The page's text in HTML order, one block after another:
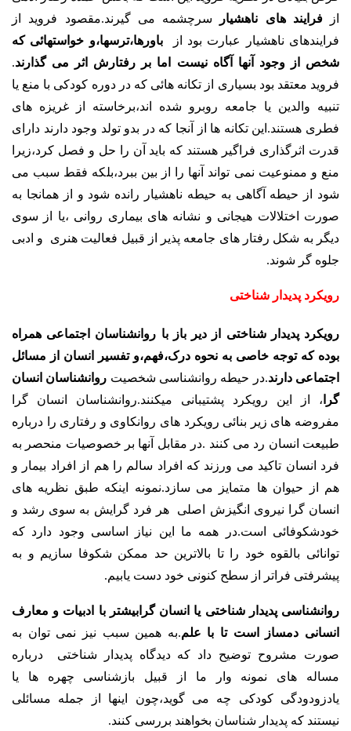
ازفرایند های ناهشیار
سرچشمه می گیرند.مقصود فروید از
فرایندهای ناهشیار عبارت بود از
باورها،ترسها،و خواستهائی که
شخص از وجود آنها آگاه نیست اما بر رفتارش اثر می گذارند.
فروید معتقد بود بسیاری از تکانه هائی که در دوره کودکی با منع یا
تنبیه والدین یا جامعه روبرو شده اند،برخاسته از غریزه های
فطری هستند.این تکانه ها از آنجا که در بدو تولد وجود دارند دارای
قدرت اثرگذاری فراگیر هستند که باید آن را حل و فصل کرد،زیرا
منع و ممنوعیت نمی تواند آنها را از بین ببرد،بلکه فقط سبب می
شود از حیطه آگاهی به حیطه ناهشیار رانده شود و از همانجا به
صورت اختلالات هیجانی و نشانه های بیماری روانی ،یا از سوی
دیگر به شکل رفتار های جامعه پذیر از قبیل فعالیت هنری و ادبی
جلوه گر شوند.
رویکرد پدیدار شناختی
رویکرد پدیدار شناختی از دیر باز با روانشناسان اجتماعی همراه
بوده که توجه خاصی به نحوه درک،فهم،و تفسیر انسان از مسائل
اجتماعی دارند.در حیطه روانشناسی شخصیت روانشناسان انسان
گرا ، از این رویکرد پشتیبانی میکنند.روانشناسان انسان گرا
مفروضه های زیر بنائی رویکرد های روانکاوی و رفتاری را درباره
طبیعت انسان رد می کنند .در مقابل آنها بر خصوصیات منحصر به
فرد انسان تاکید می ورزند که افراد سالم را هم از افراد بیمار و
هم از حیوان ها متمایز می سازد.نمونه اینکه طبق نظریه های
انسان گرا نیروی انگیزش اصلی هر فرد گرایش به سوی رشد و
خودشکوفائی است.در همه ما این نیاز اساسی وجود دارد که
توانائی بالقوه خود را تا بالاترین حد ممکن شکوفا سازیم و به
پیشرفتی فراتر از سطح کنونی خود دست یابیم.
روانشناسی پدیدار شناختی یا انسان گرابیشتر با ادبیات و معارف
انسانی دمساز است تا با علم.به همین سبب نیز نمی توان به
صورت مشروح توضیح داد که دیدگاه پدیدار شناختی درباره
مساله های نمونه وار ما از قبیل بازشناسی چهره ها یا
یادزودودگی کودکی چه می گوید،چون اینها از جمله مسائلی
نیستند که پدیدار شناسان بخواهند بررسی کنند.